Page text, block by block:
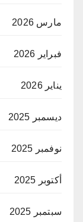
مارس 2026
فبراير 2026
يناير 2026
ديسمبر 2025
نوفمبر 2025
أكتوبر 2025
سبتمبر 2025